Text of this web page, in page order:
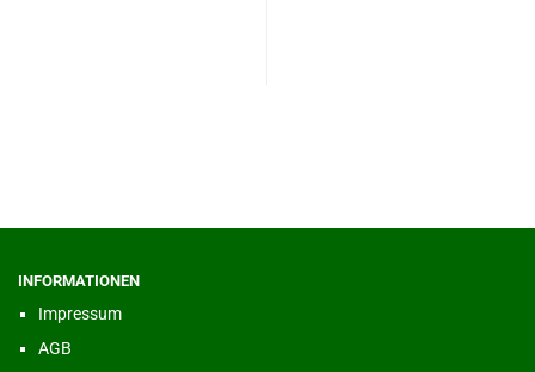
INFORMATIONEN
Impressum
AGB